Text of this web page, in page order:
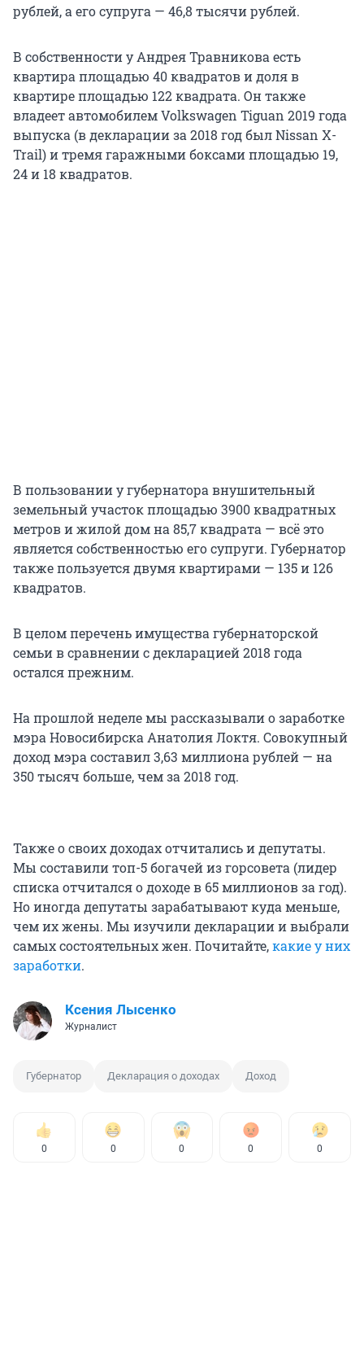
рублей, а его супруга — 46,8 тысячи рублей.
В собственности у Андрея Травникова есть
квартира площадью 40 квадратов и доля в
квартире площадью 122 квадрата. Он также
владеет автомобилем Volkswagen Tiguan 2019 года
выпуска (в декларации за 2018 год был Nissan X-
Trail) и тремя гаражными боксами площадью 19,
24 и 18 квадратов.
В пользовании у губернатора внушительный
земельный участок площадью 3900 квадратных
метров и жилой дом на 85,7 квадрата — всё это
является собственностью его супруги. Губернатор
также пользуется двумя квартирами — 135 и 126
квадратов.
В целом перечень имущества губернаторской
семьи в сравнении с декларацией 2018 года
остался прежним.
На прошлой неделе мы рассказывали о заработке
мэра Новосибирска Анатолия Локтя. Совокупный
доход мэра составил 3,63 миллиона рублей — на
350 тысяч больше, чем за 2018 год.
Также о своих доходах отчитались и депутаты.
Мы составили топ-5 богачей из горсовета (лидер
списка отчитался о доходе в 65 миллионов за год).
Но иногда депутаты зарабатывают куда меньше,
чем их жены. Мы изучили декларации и выбрали
самых состоятельных жен. Почитайте,какие у них
заработки.
Ксения Лысенко
Журналист
Губернатор Декларация о доходах Доход
0 0 0 0 0